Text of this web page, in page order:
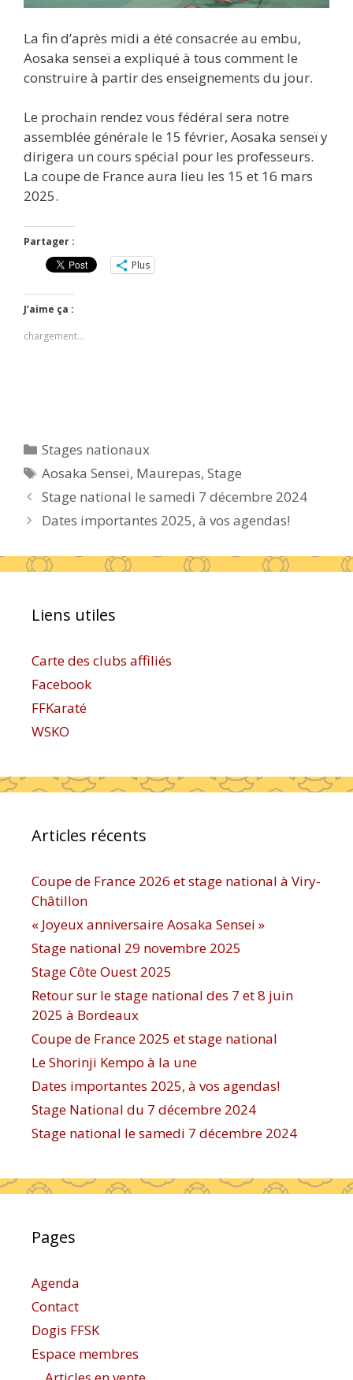
La fin d’après midi a été consacrée au embu,
Aosaka senseï a expliqué à tous comment le
construire à partir des enseignements du jour.
Le prochain rendez vous fédéral sera notre
assemblée générale le 15 février, Aosaka senseï y
dirigera un cours spécial pour les professeurs.
La coupe de France aura lieu les 15 et 16 mars
2025.
Partager :
Plus
J’aime ça :
chargement…
Catégories
Stages nationaux
Étiquettes
Aosaka Sensei, Maurepas,Stage
Stage national le samedi 7 décembre 2024
Dates importantes 2025, à vos agendas!
Liens utiles
Carte des clubs affiliés
Facebook
FFKaraté
WSKO
Articles récents
Coupe de France 2026 et stage national à Viry-
Châtillon
« Joyeux anniversaire Aosaka Sensei »
Stage national 29 novembre 2025
Stage Côte Ouest 2025
Retour sur le stage national des 7 et 8 juin
2025 à Bordeaux
Coupe de France 2025 et stage national
Le Shorinji Kempo à la une
Dates importantes 2025, à vos agendas!
Stage National du 7 décembre 2024
Stage national le samedi 7 décembre 2024
Pages
Agenda
Contact
Dogis FFSK
Espace membres